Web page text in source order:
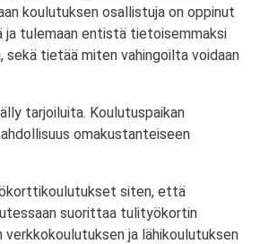
koulutuksen osallistuja on oppinut
ja tulemaan entistä tietoisemmaksi
sekä tietää miten vahingoilta voidaan
tarjoiluita. Koulutuspaikan
omakustanteiseen
siten, että
suorittaa tulityökortin
ja lähikoulutuksen